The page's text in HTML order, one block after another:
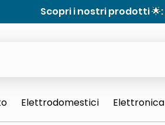
Scopri i nostri prodotti 🌟:
Elettrodomestici Elettronica